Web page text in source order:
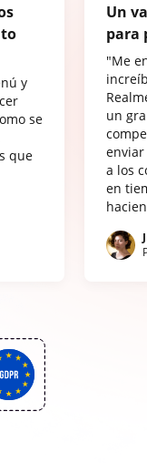
y
se
que
Un
para
"Me
un
a los
en